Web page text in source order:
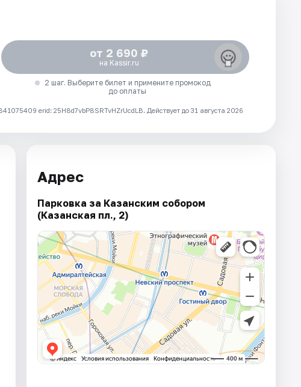
от 2 690 ₽
на Kassir.ru
2 шаг. Выберите билет и примените промокод
до оплаты
erid: 25H8d7vbP8SRTvHZrUcdLB. Действует до 31 августа 2026
Адрес
Парковка за Казанским собором
(Казанская пл., 2)